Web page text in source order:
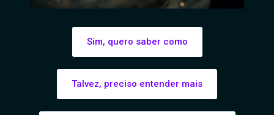
Sim, quero saber como
Talvez, preciso entender mais